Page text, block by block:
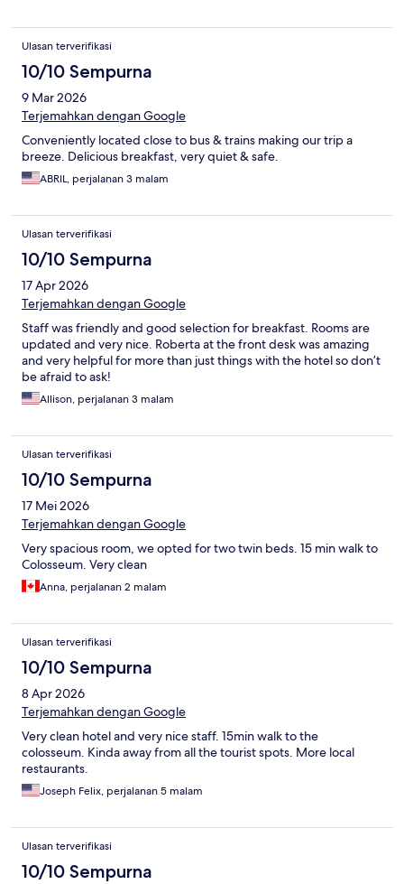
Ulasan terverifikasi
10/10 Sempurna
9 Mar 2026
Terjemahkan dengan Google
Conveniently located close to bus & trains making our trip a
breeze. Delicious breakfast, very quiet & safe.
ABRIL, perjalanan 3 malam
Ulasan terverifikasi
10/10 Sempurna
17 Apr 2026
Terjemahkan dengan Google
Staff was friendly and good selection for breakfast. Rooms are
updated and very nice. Roberta at the front desk was amazing
and very helpful for more than just things with the hotel so don’t
be afraid to ask!
Allison, perjalanan 3 malam
Ulasan terverifikasi
10/10 Sempurna
17 Mei 2026
Terjemahkan dengan Google
Very spacious room, we opted for two twin beds. 15 min walk to
Colosseum. Very clean
Anna, perjalanan 2 malam
Ulasan terverifikasi
10/10 Sempurna
8 Apr 2026
Terjemahkan dengan Google
Very clean hotel and very nice staff. 15min walk to the
colosseum. Kinda away from all the tourist spots. More local
restaurants.
Joseph Felix, perjalanan 5 malam
Ulasan terverifikasi
10/10 Sempurna